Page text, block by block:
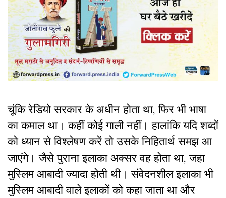
चूंकि रेडियो सरकार के अधीन होता था, फिर भी भाषा
का कमाल था। कहीं कोई गाली नहीं। हालांकि यदि शब्दों
को ध्यान से विश्लेषण करें तो उसके निहितार्थ समझ आ
जाएंगे। जैसे पुराना इलाका अक्सर वह होता था, जहा
मुस्लिम आबादी ज्यादा होती थी। संवेदनशील इलाका भी
मुस्लिम आबादी वाले इलाकों को कहा जाता था और